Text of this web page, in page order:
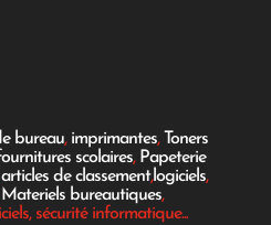
bureau, imprimantes, Toners
scolaires, Papeterie
articles de classement,logiciels,
Materiels bureautiques,
sécurité informatique...